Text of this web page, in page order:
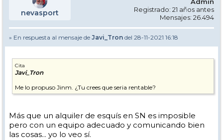
nevasport
Registrado: 21 años antes
Mensajes: 26.494
» En respuesta al mensaje de Javi_Tron del 28-11-2021 16:18
Cita
Javi_Tron
Me lo propuso Jinm. ¿Tu crees que seria rentable?
Más que un alquiler de esquís en SN es imposible
pero con un equipo adecuado y comunicando bien
las cosas... yo lo veo sí.